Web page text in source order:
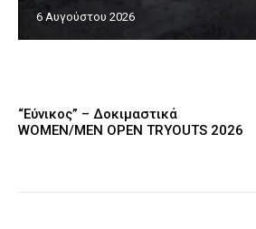
6 Αυγούστου 2026
“Εύνικος” – Δοκιμαστικά
WOMEN/MEN OPEN TRYOUTS 2026